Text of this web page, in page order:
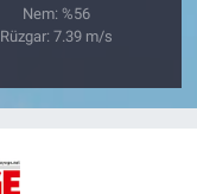
Nem: %56
Rüzgar: 7.39 m/s